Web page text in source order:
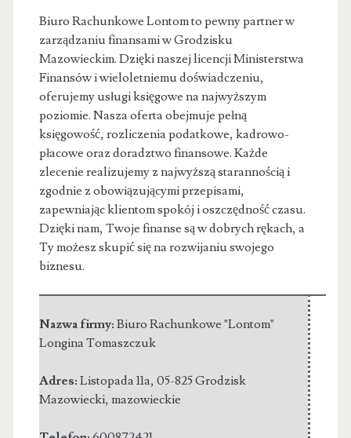
Biuro Rachunkowe Lontom to pewny partner w
zarządzaniu finansami w Grodzisku
Mazowieckim. Dzięki naszej licencji Ministerstwa
Finansów i wieloletniemu doświadczeniu,
oferujemy usługi księgowe na najwyższym
poziomie. Nasza oferta obejmuje pełną
księgowość, rozliczenia podatkowe, kadrowo-
płacowe oraz doradztwo finansowe. Każde
zlecenie realizujemy z najwyższą starannością i
zgodnie z obowiązującymi przepisami,
zapewniając klientom spokój i oszczędność czasu.
Dzięki nam, Twoje finanse są w dobrych rękach, a
Ty możesz skupić się na rozwijaniu swojego
biznesu.
Nazwa firmy: Biuro Rachunkowe "Lontom"
Longina Tomaszczuk
Adres: Listopada 11a, 05-825 Grodzisk
Mazowiecki, mazowieckie